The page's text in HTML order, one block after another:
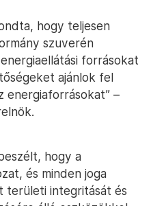
hogy teljesen
szuverén
forrásokat
ajánlok fel
energiaforrásokat” –
hogy a
és minden joga
területi integritását és